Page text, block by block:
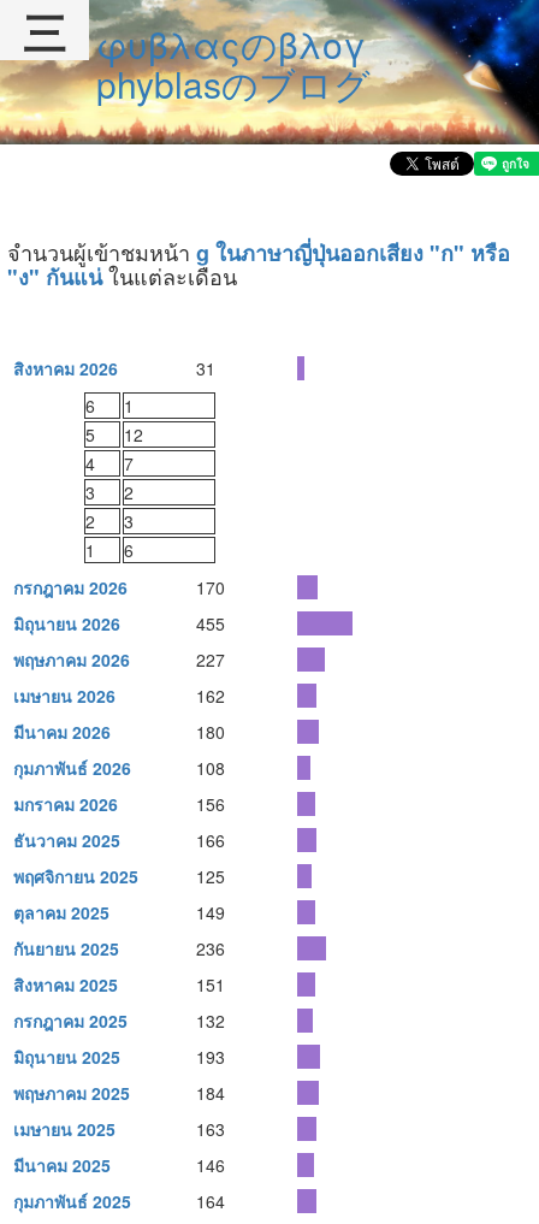
φυβλαςのβλογ
phyblasのブログ
จำนวนผู้เข้าชมหน้า g ในภาษาญี่ปุ่นออกเสียง "ก" หรือ
"ง" กันแน่ในแต่ละเดือน
สิงหาคม 2026
31
6
1
5
12
4
7
3
2
2
3
1
6
กรกฎาคม 2026
170
มิถุนายน 2026
455
พฤษภาคม 2026
227
เมษายน 2026
162
มีนาคม 2026
180
กุมภาพันธ์ 2026
108
มกราคม 2026
156
ธันวาคม 2025
166
พฤศจิกายน 2025
125
ตุลาคม 2025
149
กันยายน 2025
236
สิงหาคม 2025
151
กรกฎาคม 2025
132
มิถุนายน 2025
193
พฤษภาคม 2025
184
เมษายน 2025
163
มีนาคม 2025
146
กุมภาพันธ์ 2025
164
三